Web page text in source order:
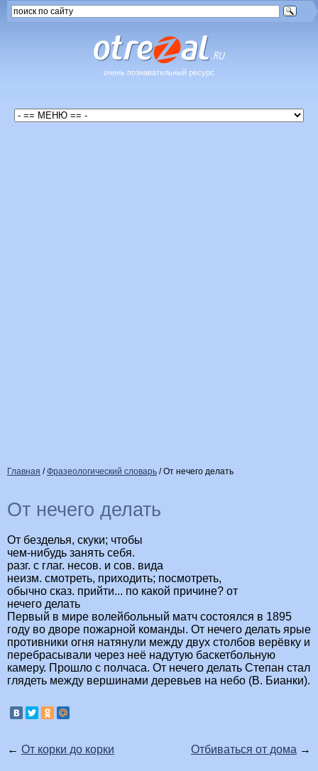
очень познавательный ресурс
Главная /Фразеологический словарь /От нечего делать
От нечего делать
От безделья, скуки; чтобы
чем-нибудь занять себя.
разг. с глаг. несов. и сов. вида
неизм. смотреть, приходить; посмотреть,
обычно сказ. прийти... по какой причине? от
нечего делать
Первый в мире волейбольный матч состоялся в 1895
году во дворе пожарной команды. От нечего делать ярые
противники огня натянули между двух столбов верёвку и
перебрасывали через неё надутую баскетбольную
камеру. Прошло с полчаса. От нечего делать Степан стал
глядеть между вершинами деревьев на небо (В. Бианки).
← От корки до корки Отбиваться от дома →